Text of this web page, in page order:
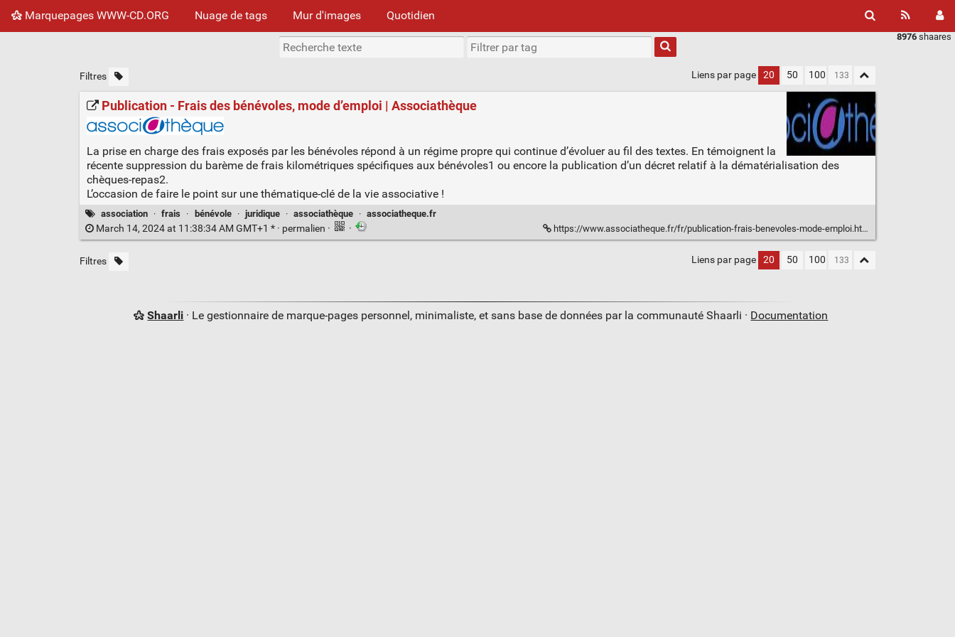
Marquepages WWW-CD.ORG Nuage de tags Mur d'images Quotidien
8976 shaares
Filtres Liens par page 20 50 100
Publication - Frais des bénévoles, mode d’emploi | Associathèque
La prise en charge des frais exposés par les bénévoles répond à un régime propre qui continue d’évoluer au fil des textes. En témoignent la
récente suppression du barème de frais kilométriques spécifiques aux bénévoles1 ou encore la publication d’un décret relatif à la dématérialisation des
chèques-repas2.
L’occasion de faire le point sur une thématique-clé de la vie associative !
association · frais · bénévole · juridique · associathèque · associatheque.fr
March 14, 2024 at 11:38:34 AM GMT+1 * · permalien · · https://www.associatheque.fr/fr/publication-frais-benevoles-mode-emploi.html
Filtres Liens par page 20 50 100
Shaarli · Le gestionnaire de marque-pages personnel, minimaliste, et sans base de données par la communauté Shaarli · Documentation